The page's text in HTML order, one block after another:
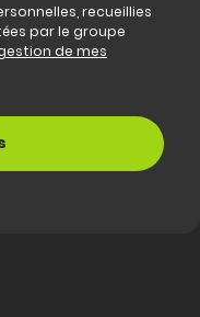
recueillies
par le groupe
de mes